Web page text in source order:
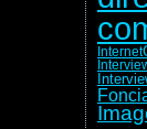
Internet